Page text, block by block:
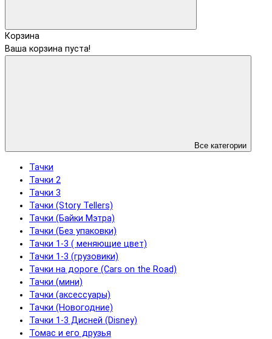
Корзина
Ваша корзина пуста!
Все категории
Тачки
Тачки 2
Тачки 3
Тачки (Story Tellers)
Тачки (Байки Мэтра)
Тачки (Без упаковки)
Тачки 1-3 ( меняющие цвет)
Тачки 1-3 (грузовики)
Тачки на дороге (Cars on the Road)
Тачки (мини)
Тачки (аксессуары)
Тачки (Новогодние)
Тачки 1-3 Дисней (Disney)
Томас и его друзья